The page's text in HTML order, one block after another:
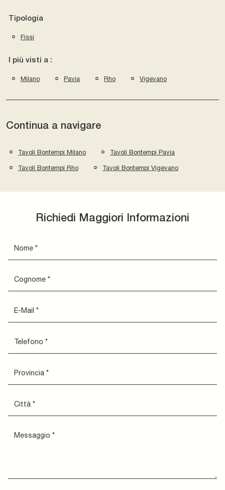
Tipologia
Fissi
I più visti a :
Milano Pavia Rho Vigevano
Continua a navigare
Tavoli Bontempi Milano Tavoli Bontempi Pavia
Tavoli Bontempi Rho Tavoli Bontempi Vigevano
Richiedi Maggiori Informazioni